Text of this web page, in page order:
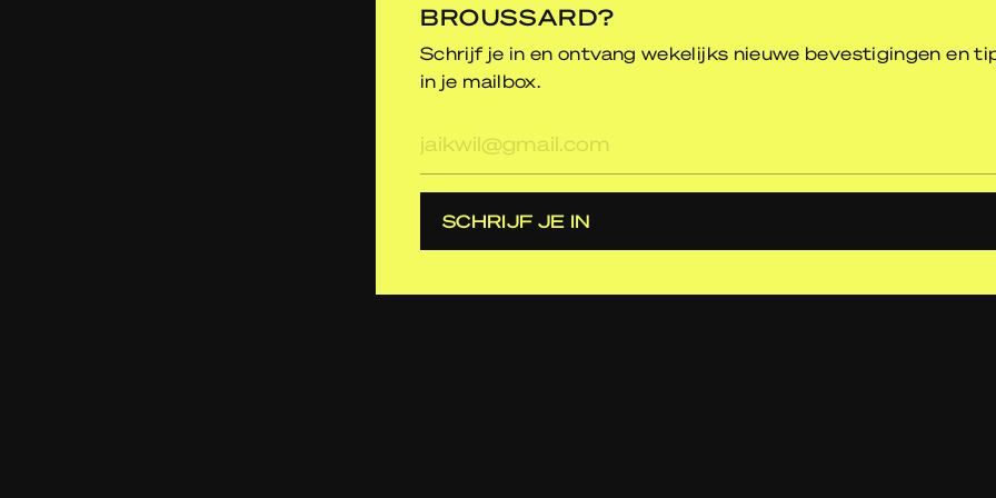
BROUSSARD?
Schrijf je in en ontvang wekelijks nieuwe bevestigingen en
in je mailbox.
mailadres
SCHRIJF JE IN